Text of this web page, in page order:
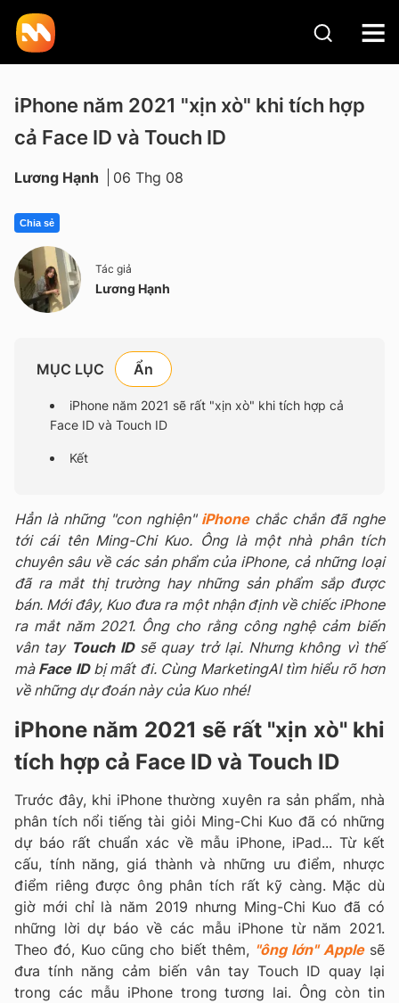
iPhone năm 2021 "xịn xò" khi tích hợp
cả Face ID và Touch ID
Lương Hạnh 06 Thg 08
Chia sẻ
Tác giả
Lương Hạnh
MỤC LỤC
iPhone năm 2021 sẽ rất "xịn xò" khi tích hợp cả
Face ID và Touch ID
Kết
Hẳn là những "con nghiện" iPhonechắc chắn đã nghe
tới cái tên Ming-Chi Kuo. Ông là một nhà phân tích
chuyên sâu về các sản phẩm của iPhone, cả những loại
đã ra mắt thị trường hay những sản phẩm sắp được
bán. Mới đây, Kuo đưa ra một nhận định về chiếc iPhone
ra mắt năm 2021. Ông cho rằng công nghệ cảm biến
vân tay Touch IDsẽ quay trở lại. Nhưng không vì thế
mà Face IDbị mất đi. Cùng MarketingAI tìm hiểu rõ hơn
về những dự đoán này của Kuo nhé!
iPhone năm 2021 sẽ rất "xịn xò" khi
tích hợp cả Face ID và Touch ID
Trước đây, khi iPhone thường xuyên ra sản phẩm, nhà
phân tích nổi tiếng tài giỏi Ming-Chi Kuo đã có những
dự báo rất chuẩn xác về mẫu iPhone, iPad... Từ kết
cấu, tính năng, giá thành và những ưu điểm, nhược
điểm riêng được ông phân tích rất kỹ càng. Mặc dù
giờ mới chỉ là năm 2019 nhưng Ming-Chi Kuo đã có
những lời dự báo về các mẫu iPhone từ năm 2021.
Theo đó, Kuo cũng cho biết thêm, "ông lớn" Applesẽ
đưa tính năng cảm biến vân tay Touch ID quay lại
trong các mẫu iPhone trong tương lai. Ông còn tin